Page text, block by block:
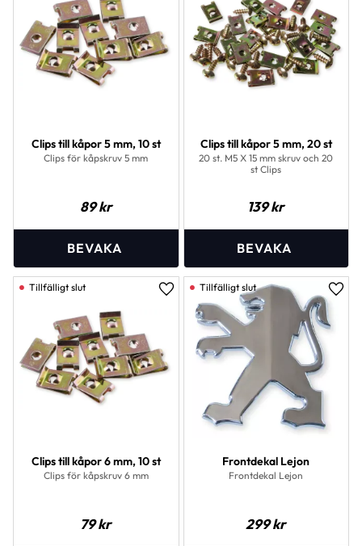
Clips till kåpor 5 mm, 10 st
Clips för kåpskruv 5 mm
89kr
Clips till kåpor 5 mm, 20 st
20 st. M5 X 15 mm skruv och 20
st Clips
139kr
Clips till kåpor 6 mm, 10 st
Clips för kåpskruv 6 mm
79kr
Lägg till i favoriter
Frontdekal Lejon
Frontdekal Lejon
299kr